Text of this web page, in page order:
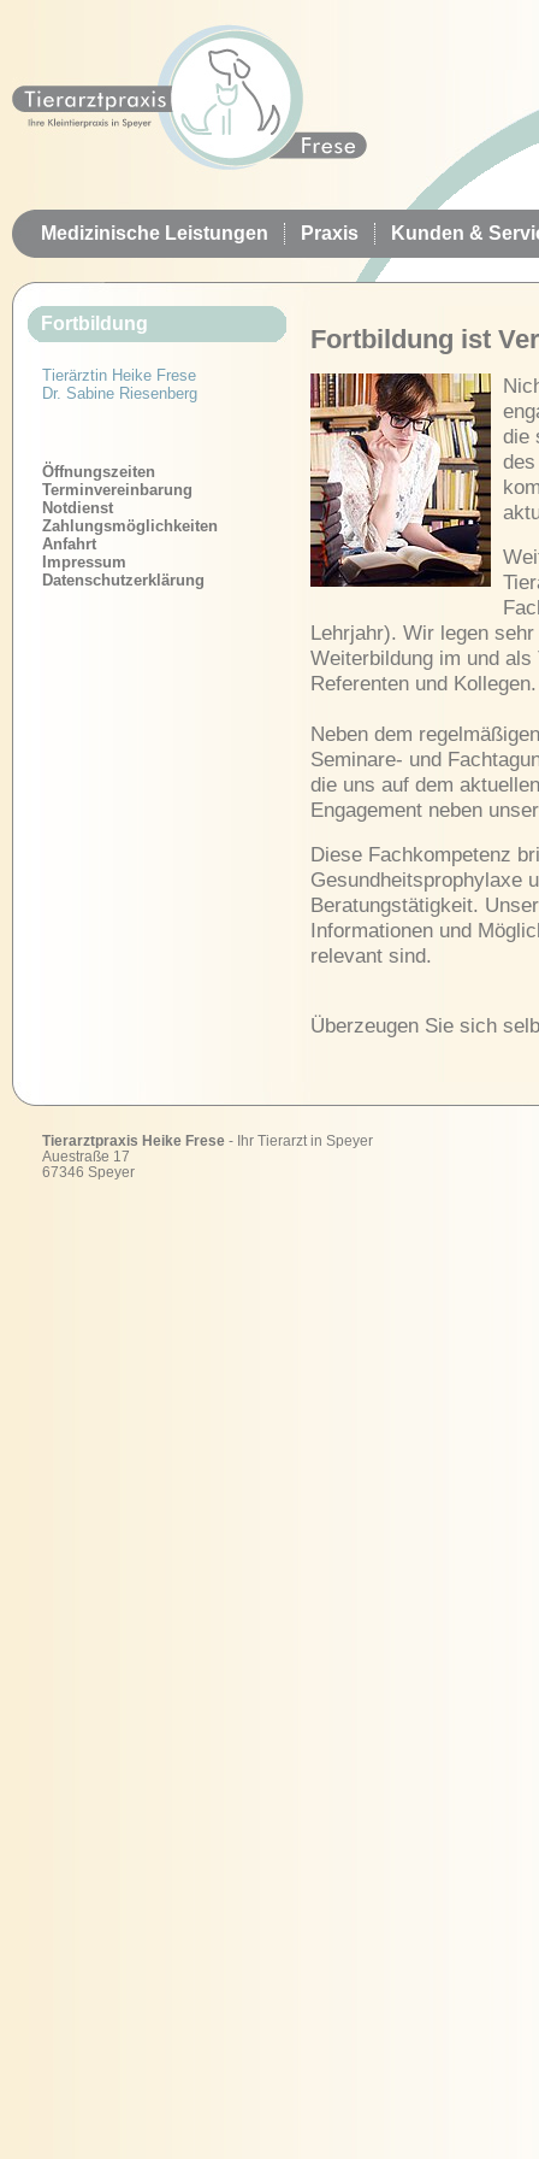
Medizinische Leistungen Praxis Kunden &
Fortbildung
Tierärztin Heike Frese
Dr. Sabine Riesenberg
Öffnungszeiten
Terminvereinbarung
Notdienst
Zahlungsmöglichkeiten
Anfahrt
Impressum
Datenschutzerklärung
Fortbildung ist
die
Lehrjahr). Wir legen
Weiterbildung im und
Referenten und Kollegen.
Neben dem
Seminare- und
die uns auf dem
Engagement neben
Diese Fachkompetenz
Gesundheitsprophylaxe
Beratungstätigkeit.
Informationen und
relevant sind.
Überzeugen Sie sich
Tierarztpraxis Heike Frese - Ihr Tierarzt in Speyer
Auestraße 17
67346 Speyer